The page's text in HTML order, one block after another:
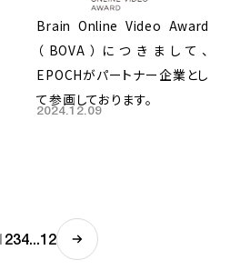
Brain Online Video Award​
（BOVA）につきまして、
EPOCHがパートナー企業とし
て参画しております。
2024.12.09
234...12